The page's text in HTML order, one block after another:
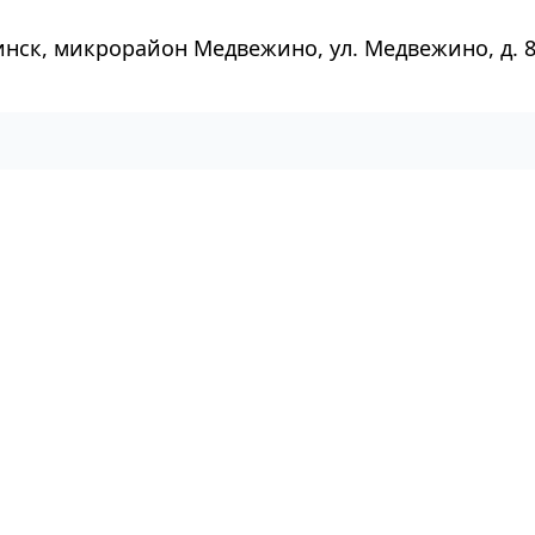
микрорайон Медвежино, ул. Медвежино, д.